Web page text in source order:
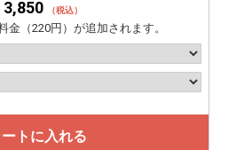
3,850 （税込）
（220円）が追加されます。
ートに入れる